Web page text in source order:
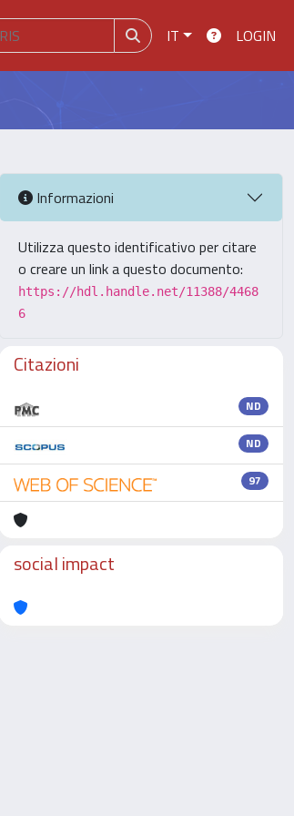
IT LOGIN
Informazioni
Utilizza questo identificativo per citare
o creare un link a questo documento:
https://hdl.handle.net/11388/4468
6
Citazioni
ND
ND
97
social impact